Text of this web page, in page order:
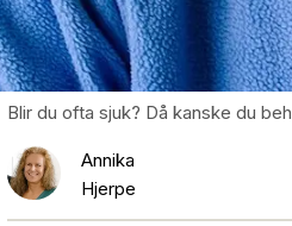
Blir du ofta sjuk? Då kanske du
Annika
Hjerpe